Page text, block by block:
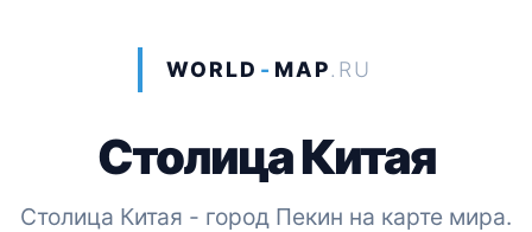
WORLD - MAP.RU
Столица Китая
Столица Китая - город Пекин на карте мира.